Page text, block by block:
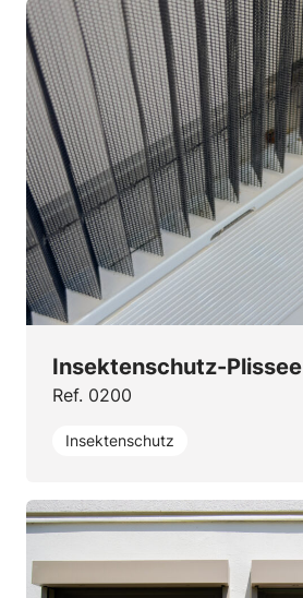
Insektenschutz-Plissee
Ref. 0200
Insektenschutz